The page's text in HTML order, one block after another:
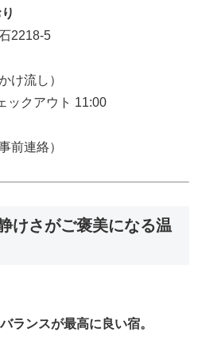
2218-5
け流し）
ックアウト 11:00
前連絡）
けさがご褒美になる温
ランスが最高に良い宿。